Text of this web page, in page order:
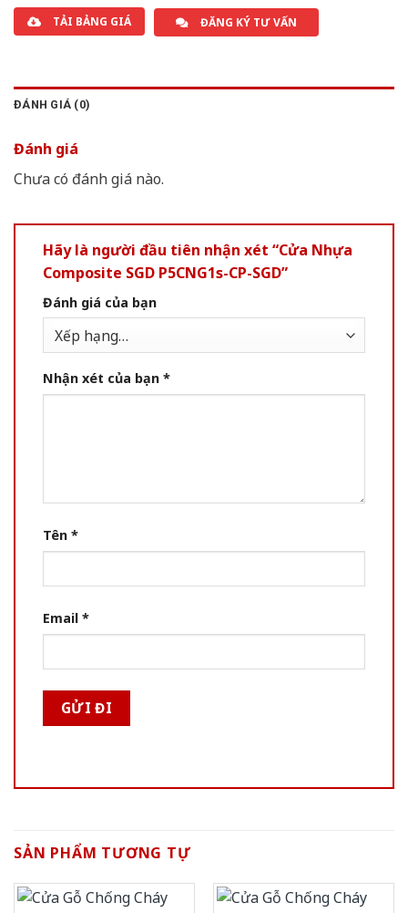
TẢI BẢNG GIÁ ĐĂNG KÝ TƯ VẤN
ĐÁNH GIÁ (0)
Đánh giá
Chưa có đánh giá nào.
Hãy là người đầu tiên nhận xét “Cửa Nhựa
Composite SGD P5CNG1s-CP-SGD”
Đánh giá của bạn
Nhận xét của bạn *
Tên *
Email *
SẢN PHẨM TƯƠNG TỰ